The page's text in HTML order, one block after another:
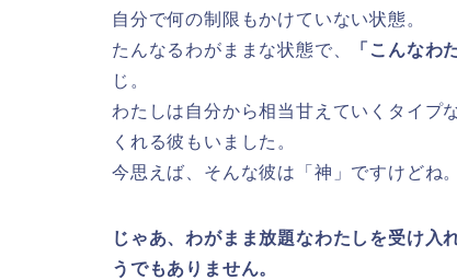
自分で何の制限もかけていない状態。
たんなるわがままな状態で、
「こんなわ
じ。
わたしは自分から相当甘えていくタイプ
くれる彼もいました。
今思えば、そんな彼は「神」ですけどね。
じゃあ、わがまま放題なわたしを受け
うでもありません。